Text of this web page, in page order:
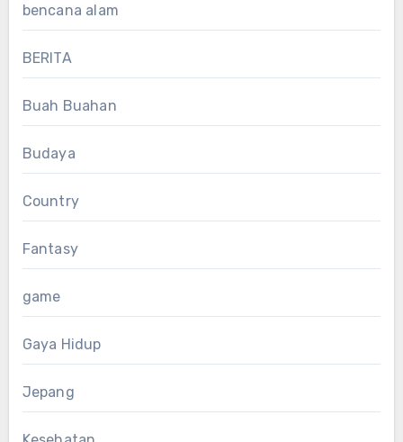
bencana alam
BERITA
Buah Buahan
Budaya
Country
Fantasy
game
Gaya Hidup
Jepang